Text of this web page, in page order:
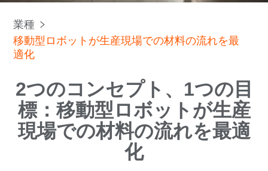
業種
移動型ロボットが生産現場での材料の流れを最
適化
2つのコンセプト、1つの目
標：移動型ロボットが生産
現場での材料の流れを最適
化